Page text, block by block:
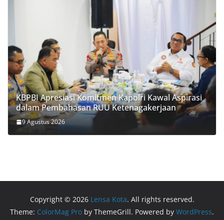
KBPBI Apresiasi Komitmen Kapolri Kawal Aspirasi
dalam Pembahasan RUU Ketenagakerjaan
9 Agustus 2026
Copyright © 2026 Lensa Kota. All rights reserved.
Theme: ColorMag Pro by ThemeGrill. Powered by WordPress.